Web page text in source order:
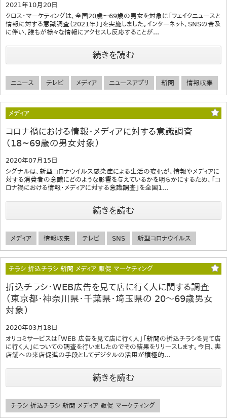
2021年10月20日
クロス・マーケティングは、全国20歳～69歳の男女を対象に「フェイクニュースと
情報に対する意識調査（2021年）」を実施しました。インターネット、SNSの普及
に伴い、誰もが様々な情報にアクセスし反応することが...
続きを読む
ニュース テレビ メディア ニュースアプリ 新聞 情報収集
メディア
コロナ禍における情報・メディアに対する意識調査
（18~69歳の男女対象）
2020年07月15日
シグナルは、新型コロナウイルス感染症による生活の変化が、情報やメディアに
対する消費者の意識にどのような影響を与えているかを明らかにするため、「コ
ロナ禍における情報・メディアに対する意識調査」を全国1...
続きを読む
メディア 情報収集 テレビ SNS 新型コロナウイルス
チラシ 折込チラシ 新聞 メディア 販促 マーケティング
折込チラシ・WEB広告を見て店に行く人に関する調査
（東京都・神奈川県・千葉県・埼玉県の 20～69歳男女
対象）
2020年03月18日
オリコミサービスは「WEB 広告を見て店に行く人」「新聞の折込チラシを見て店
に行く人」についての調査を行いましたのでその結果をリリースします。今日、実
店舗への来店促進の手段としてデジタルの活用が積極的...
続きを読む
チラシ 折込チラシ 新聞 メディア 販促 マーケティング